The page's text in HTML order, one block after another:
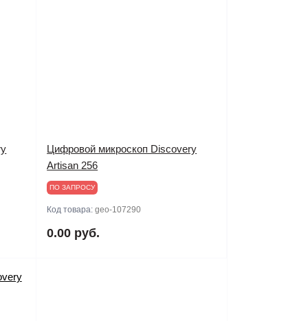
Цифровой микроскоп Discovery
Artisan 256
ПО ЗАПРОСУ
Код товара:geo-107290
0.00 руб.